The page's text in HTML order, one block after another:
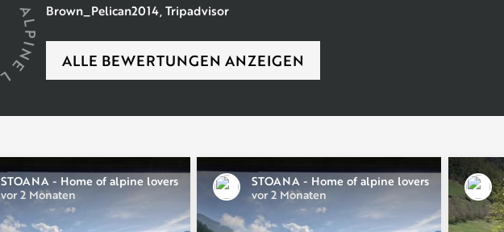
Brown_Pelican2014, Tripadvisor
ALLE BEWERTUNGEN ANZEIGEN
STOANA - Home of alpine lovers
vor 2 Monaten
STOANA - Home of alpine lovers
vor 2 Monaten